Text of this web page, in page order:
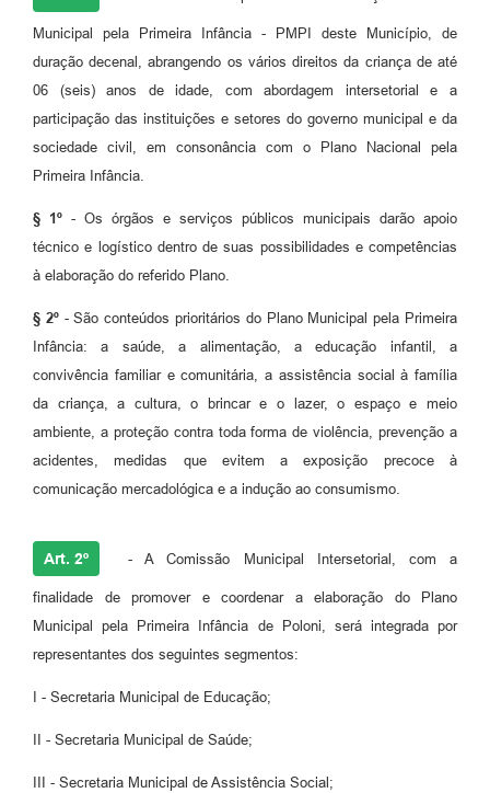
Municipal pela Primeira Infância - PMPI deste Município, de
duração decenal, abrangendo os vários direitos da criança de até
06 (seis) anos de idade, com abordagem intersetorial e a
participação das instituições e setores do governo municipal e da
sociedade civil, em consonância com o Plano Nacional pela
Primeira Infância.
§ 1º - Os órgãos e serviços públicos municipais darão apoio
técnico e logístico dentro de suas possibilidades e competências
à elaboração do referido Plano.
§ 2º- São conteúdos prioritários do Plano Municipal pela Primeira
Infância: a saúde, a alimentação, a educação infantil, a
convivência familiar e comunitária, a assistência social à família
da criança, a cultura, o brincar e o lazer, o espaço e meio
ambiente, a proteção contra toda forma de violência, prevenção a
acidentes, medidas que evitem a exposição precoce à
comunicação mercadológica e a indução ao consumismo.
Art. 2º - A Comissão Municipal Intersetorial, com a
finalidade de promover e coordenar a elaboração do Plano
Municipal pela Primeira Infância de Poloni, será integrada por
representantes dos seguintes segmentos:
I - Secretaria Municipal de Educação;
II - Secretaria Municipal de Saúde;
III - Secretaria Municipal de Assistência Social;